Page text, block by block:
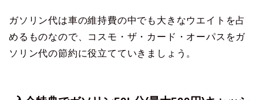
ガソリン代は車の維持費の中でも大きなウエイトを占
めるものなので、コスモ・ザ・カード・オーパスをガ
ソリン代の節約に役立てていきましょう。